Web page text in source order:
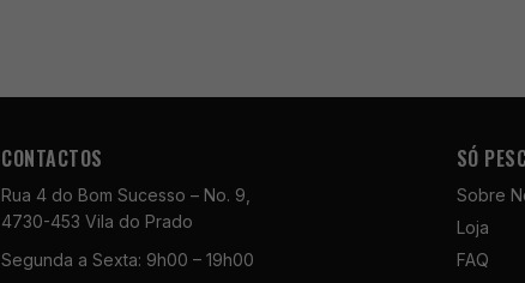
CONTACTOS
Rua 4 do Bom Sucesso – No. 9,
4730-453 Vila do Prado
Segunda a Sexta: 9h00 – 19h00
SÓ
Sobre
Loja
FAQ